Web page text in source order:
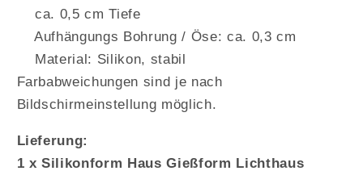
ca. 0,5 cm Tiefe
Aufhängungs Bohrung / Öse: ca. 0,3 cm
Material: Silikon, stabil
Farbabweichungen sind je nach
Bildschirmeinstellung möglich.
Lieferung:
1 x Silikonform Haus Gießform Lichthaus